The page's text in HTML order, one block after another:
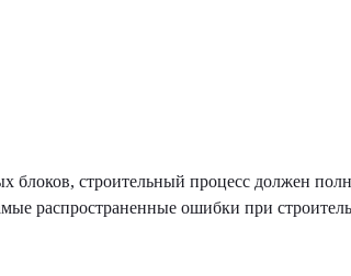
блоков, строительный процесс должен
распространенные ошибки при